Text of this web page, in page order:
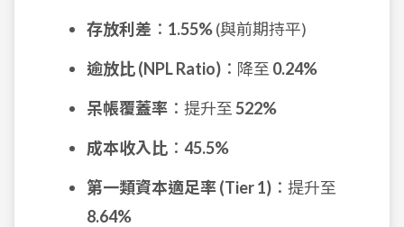
存放利差 ： 1.55%(與前期持平)
逾放比 (NPL Ratio) ：降至 0.24%
呆帳覆蓋率 ：提升至 522%
成本收入比 ： 45.5%
第一類資本適足率 (Tier 1) ：提升至
8.64%